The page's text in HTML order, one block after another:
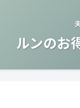
ルンのお